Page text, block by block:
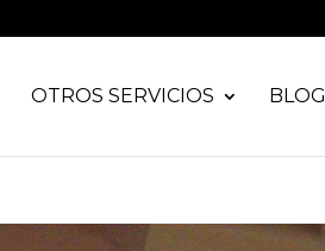
OTROS SERVICIOS BLOG